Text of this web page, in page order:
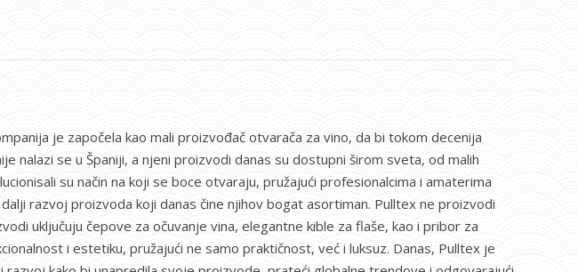
je započela kao mali proizvođač otvarača za vino, da bi tokom decenija
nalazi se u Španiji, a njeni proizvodi danas su dostupni širom sveta, od malih
su način na koji se boce otvaraju, pružajući profesionalcima i amaterima
razvoj proizvoda koji danas čine njihov bogat asortiman. Pulltex ne proizvodi
uključuju čepove za očuvanje vina, elegantne kible za flaše, kao i pribor za
i estetiku, pružajući ne samo praktičnost, već i luksuz. Danas, Pulltex je